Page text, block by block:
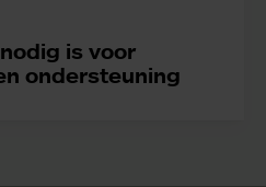
is voor
ondersteuning